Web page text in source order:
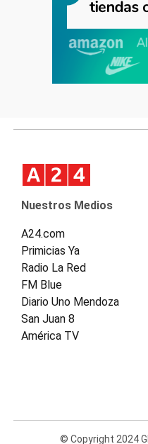
Nuestros Medios
A24.com
Primicias Ya
Radio La Red
FM Blue
Diario Uno Mendoza
San Juan 8
América TV
© Copyright 2024